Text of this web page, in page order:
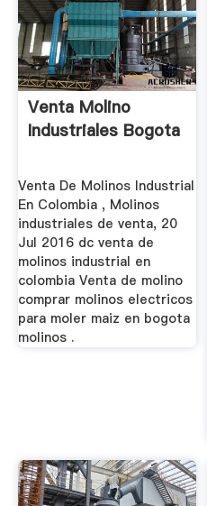
Venta Molino
Industriales Bogota
Venta De Molinos Industrial
En Colombia , Molinos
industriales de venta, 20
Jul 2016 dc venta de
molinos industrial en
colombia Venta de molino
comprar molinos electricos
para moler maiz en bogota
molinos .